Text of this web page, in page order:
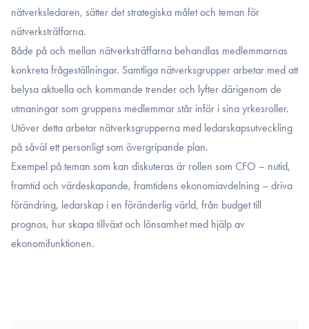
nätverksledaren, sätter det strategiska målet och teman för
nätverksträffarna.
Både på och mellan nätverksträffarna behandlas medlemmarnas
konkreta frågeställningar. Samtliga nätverksgrupper arbetar med att
belysa aktuella och kommande trender och lyfter därigenom de
utmaningar som gruppens medlemmar står inför i sina yrkesroller.
Utöver detta arbetar nätverksgrupperna med ledarskapsutveckling
på såväl ett personligt som övergripande plan.
Exempel på teman som kan diskuteras är rollen som CFO – nutid,
framtid och värdeskapande, framtidens ekonomiavdelning – driva
förändring, ledarskap i en föränderlig värld, från budget till
prognos, hur skapa tillväxt och lönsamhet med hjälp av
ekonomifunktionen.